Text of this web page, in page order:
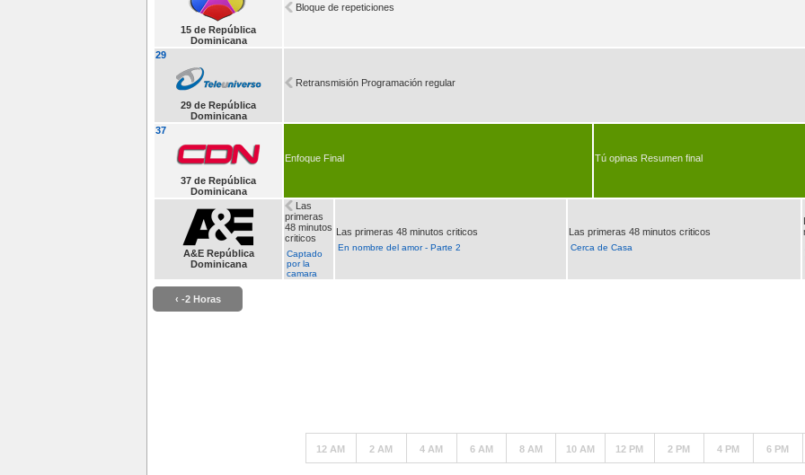
15 de República
Dominicana
Bloque de repeticiones
29
29 de República
Dominicana
Retransmisión Programación regular
37
37 de República
Dominicana
Enfoque Final Tú opinas Resumen final
A&E República
Dominicana
Las
primeras
48 minutos
criticos
Captado
por la
camara
Las primeras 48 minutos criticos
En nombre del amor - Parte 2
Las primeras 48 minutos criticos
Cerca de Casa
‹ -2 Horas
12 AM 2 AM 4 AM 6 AM 8 AM 10 AM 12 PM 2 PM 4 PM 6 PM